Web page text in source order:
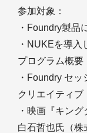
参加対象：
・Foundry製品
・NUKEを導入
プログラム概要
・Foundry セッ
クリエイティ
・映画『キン
白石哲也氏（株